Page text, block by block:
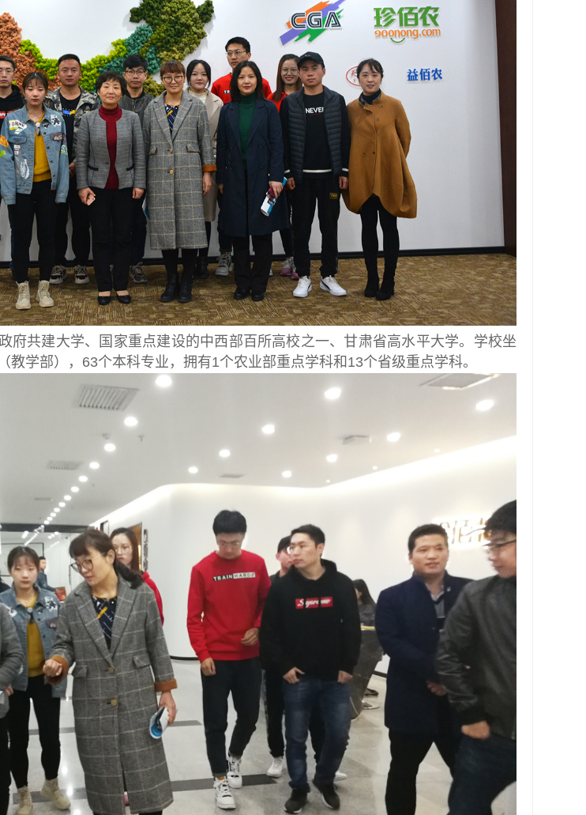
府共建大学、国家重点建设的中西部百所高校之一、甘肃省高水平大学。学校坐
教学部），63个本科专业，拥有1个农业部重点学科和13个省级重点学科。